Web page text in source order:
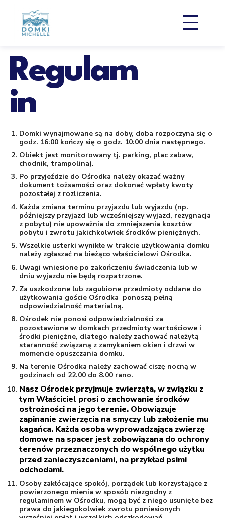
Regulam
in
Domki wynajmowane są na doby, doba rozpoczyna się o
godz. 16:00 kończy się o godz. 10:00 dnia następnego.
Obiekt jest monitorowany tj. parking, plac zabaw,
chodnik, trampolina).
Po przyjeździe do Ośrodka należy okazać ważny
dokument tożsamości oraz dokonać wpłaty kwoty
pozostałej z rozliczenia.
Każda zmiana terminu przyjazdu lub wyjazdu (np.
późniejszy przyjazd lub wcześniejszy wyjazd, rezygnacja
z pobytu) nie upoważnia do zmniejszenia kosztów
pobytu i zwrotu jakichkolwiek środków pieniężnych.
Wszelkie usterki wynikłe w trakcie użytkowania domku
należy zgłaszać na bieżąco właścicielowi Ośrodka.
Uwagi wniesione po zakończeniu świadczenia lub w
dniu wyjazdu nie będą rozpatrzone.
Za uszkodzone lub zagubione przedmioty oddane do
użytkowania goście Ośrodka ponoszą pełną
odpowiedzialność materialną.
Ośrodek nie ponosi odpowiedzialności za
pozostawione w domkach przedmioty wartościowe i
środki pieniężne, dlatego należy zachować należytą
staranność związaną z zamykaniem okien i drzwi w
momencie opuszczania domku.
Na terenie Ośrodka należy zachować ciszę nocną w
godzinach od 22.00 do 8.00 rano.
Nasz Ośrodek przyjmuje zwierząta, w związku z
tym Właściciel prosi o zachowanie środków
ostrożności na jego terenie. Obowiązuje
zapinanie zwierzęcia na smyczy lub założenie mu
kagańca. Każda osoba wyprowadzająca zwierzę
domowe na spacer jest zobowiązana do ochrony
terenów przeznaczonych do wspólnego użytku
przed zanieczyszceniami, na przykład psimi
odchodami.
Osoby zakłócające spokój, porządek lub korzystające z
powierzonego mienia w sposób niezgodny z
regulaminem w Ośrodku, mogą być z niego usunięte bez
prawa do jakiegokolwiek zwrotu poniesionych